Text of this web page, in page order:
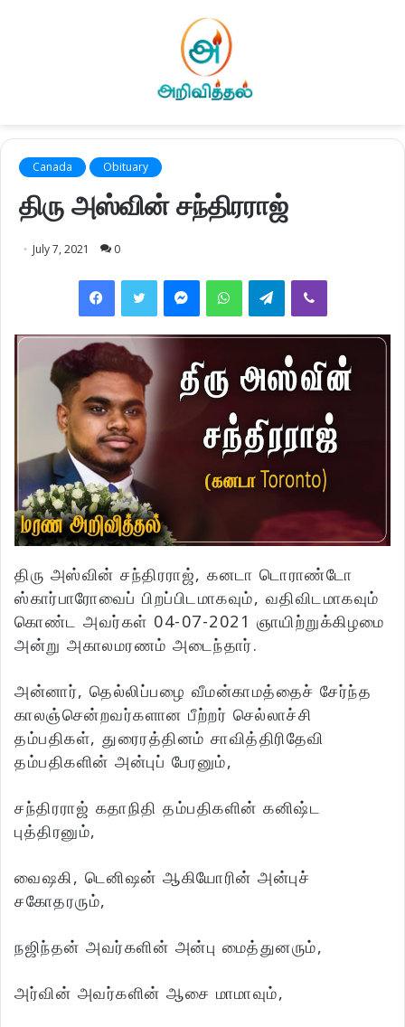
Canada Obituary
திரு அஸ்வின் சந்திரராஜ்
July 7, 2021 0
FacebookTwitter MessengerWhatsAppTelegramViber
திரு அஸ்வின் சந்திரராஜ், கனடா டொராண்டோ
ஸ்கார்பாரோவைப் பிறப்பிடமாகவும், வதிவிடமாகவும்
கொண்ட அவர்கள் 04-07-2021 ஞாயிற்றுக்கிழமை
அன்று அகாலமரணம் அடைந்தார்.
அன்னார், தெல்லிப்பழை வீமன்காமத்தைச் சேர்ந்த
காலஞ்சென்றவர்களான பீற்றர் செல்லாச்சி
தம்பதிகள், துரைரத்தினம் சாவித்திரிதேவி
தம்பதிகளின் அன்புப் பேரனும்,
சந்திரராஜ் கதாநிதி தம்பதிகளின் கனிஷ்ட
புத்திரனும்,
வைஷகி, டெனிஷன் ஆகியோரின் அன்புச்
சகோதரரும்,
நஜிந்தன் அவர்களின் அன்பு மைத்துனரும்,
அர்வின் அவர்களின் ஆசை மாமாவும்,